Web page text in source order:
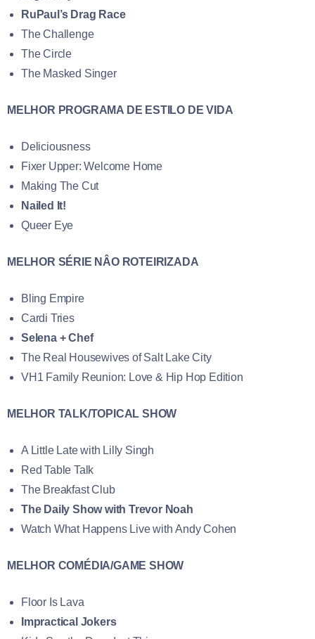
RuPaul’s Drag Race
The Challenge
The Circle
The Masked Singer
MELHOR PROGRAMA DE ESTILO DE VIDA
Deliciousness
Fixer Upper: Welcome Home
Making The Cut
Nailed It!
Queer Eye
MELHOR SÉRIE NÂO ROTEIRIZADA
Bling Empire
Cardi Tries
Selena + Chef
The Real Housewives of Salt Lake City
VH1 Family Reunion: Love & Hip Hop Edition
MELHOR TALK/TOPICAL SHOW
A Little Late with Lilly Singh
Red Table Talk
The Breakfast Club
The Daily Show with Trevor Noah
Watch What Happens Live with Andy Cohen
MELHOR COMÉDIA/GAME SHOW
Floor Is Lava
Impractical Jokers